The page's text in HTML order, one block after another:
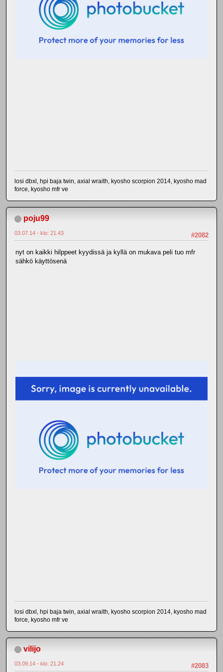
losi dbxl, hpi baja twin, axial wraith, kyosho scorpion 2014, kyosho mad
force, kyosho mfr ve
poju99
#2082
03.07.14 - klo: 21.43
nyt on kaikki hilppeet kyydissä ja kyllä on mukava peli tuo mfr
sähkö käyttösenä
losi dbxl, hpi baja twin, axial wraith, kyosho scorpion 2014, kyosho mad
force, kyosho mfr ve
vilijo
#2083
03.09.14 - klo: 21.24